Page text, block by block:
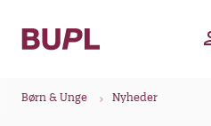
Børn & Unge Nyheder